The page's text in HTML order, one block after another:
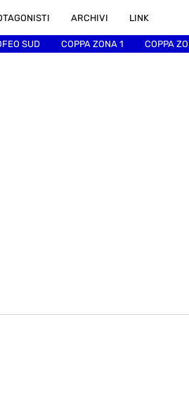
ARCHIVI LINK
SUD COPPA ZONA 1 COPPA